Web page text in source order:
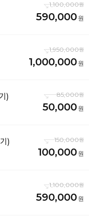
1,100,000
590,000
1,950,000
1,000,000
) 85,000
50,000
) 150,000
100,000
1,100,000
590,000